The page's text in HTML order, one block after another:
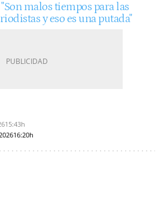
malos tiempos para las
y eso es una putada"
15:43h
16:20h